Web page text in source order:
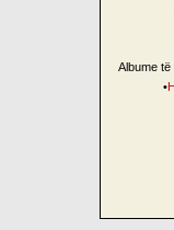
Albume të
•